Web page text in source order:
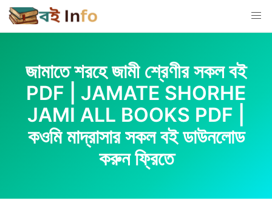
Skip
to
content
জামাতে শরহে জামী শ্রেণীর সকল বই
PDF | JAMATE SHORHE
JAMI ALL BOOKS PDF |
কওমি মাদ্রাসার সকল বই ডাউনলোড
করুন ফ্রিতে